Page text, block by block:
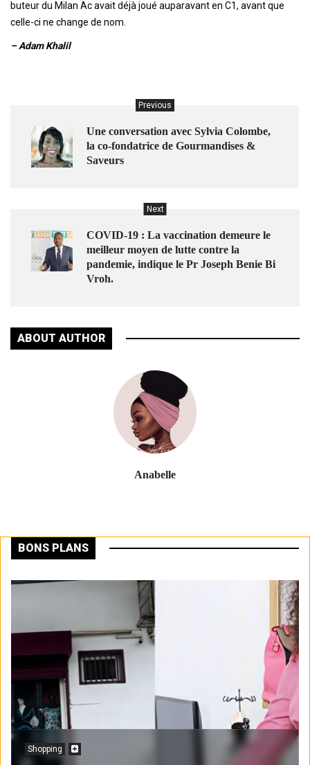
buteur du Milan Ac avait déjà joué auparavant en C1, avant que
celle-ci ne change de nom.
– Adam Khalil
Previous
Une conversation avec Sylvia Colombe,
la co-fondatrice de Gourmandises &
Saveurs
Next
COVID-19 : La vaccination demeure le
meilleur moyen de lutte contre la
pandemie, indique le Pr Joseph Benie Bi
Vroh.
ABOUT AUTHOR
Anabelle
BONS PLANS
Shopping